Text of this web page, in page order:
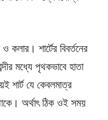
কলার। শার্টের বিবর্তনের
মধ্যে পৃথকভাবে হাতা
শার্ট যে কেবলমাত্র
অর্থাৎ ঠিক ওই সময়